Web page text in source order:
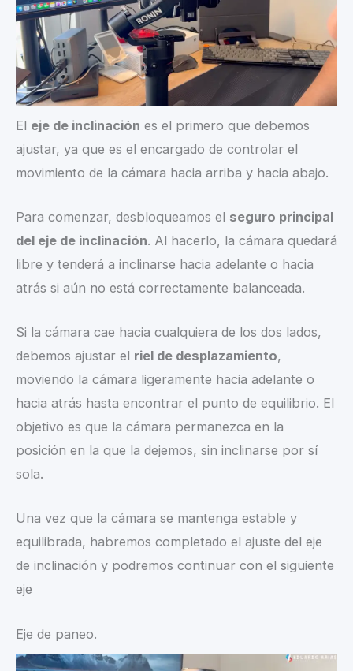
El eje de inclinación es el primero que debemos
ajustar, ya que es el encargado de controlar el
movimiento de la cámara hacia arriba y hacia abajo.
Para comenzar, desbloqueamos el seguro principal
del eje de inclinación. Al hacerlo, la cámara quedará
libre y tenderá a inclinarse hacia adelante o hacia
atrás si aún no está correctamente balanceada.
Si la cámara cae hacia cualquiera de los dos lados,
debemos ajustar el riel de desplazamiento,
moviendo la cámara ligeramente hacia adelante o
hacia atrás hasta encontrar el punto de equilibrio. El
objetivo es que la cámara permanezca en la
posición en la que la dejemos, sin inclinarse por sí
sola.
Una vez que la cámara se mantenga estable y
equilibrada, habremos completado el ajuste del eje
de inclinación y podremos continuar con el siguiente
eje
Eje de paneo.